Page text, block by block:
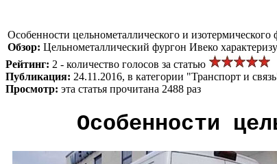
Особенности цельнометаллического и изотермического
Обзор: Цельнометаллический фургон Ивеко
Рейтинг: 2 - количество голосов за статью
Публикация: 24.11.2016, в категории "Транспорт и
Просмотр: эта статья прочитана 2488 раз
Особенности